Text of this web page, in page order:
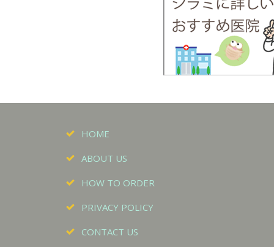
HOME
ABOUT US
HOW TO ORDER
PRIVACY POLICY
CONTACT US